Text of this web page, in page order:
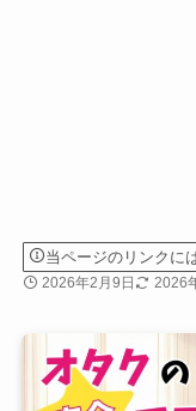
当ページのリンクに
2026年2月9日 2026